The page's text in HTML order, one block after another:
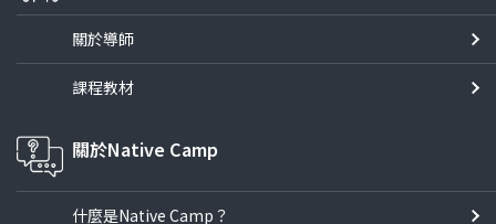
關於導師
課程教材
關於Native Camp
什麼是Native Camp？